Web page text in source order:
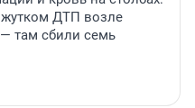
жутком ДТП возле
— там сбили семь